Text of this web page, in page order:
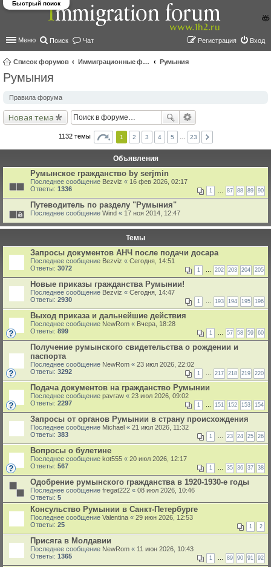
Меню Поиск Чат Вход
Регистрация
Список форумов Иммиграционные форумы | Immigration forums
Румыния
Быстрый поиск
Румыния
Правила форума
Новая тема
1132 темы 1 2 3 4 5 23
Объявления
Румынское гражданство by serjmin
Последнее сообщение Bezviz « 16 фев 2026, 02:17
Ответы: 1336 1 … 87 88 89 90
Путеводитель по разделу "Румыния"
Последнее сообщение Wind « 17 ноя 2014, 12:47
Темы
Запросы документов АНЧ после подачи досара
Последнее сообщение Bezviz « Сегодня, 14:51
Ответы: 3072 1 … 202 203 204 205
Новые приказы гражданства Румынии!
Последнее сообщение Bezviz « Сегодня, 14:47
Ответы: 2930 1 … 193 194 195 196
Выход приказа и дальнейшие действия
Последнее сообщение NewRom « Вчера, 18:28
Ответы: 899 1 … 57 58 59 60
Получение румынского свидетельства о рождении и
паспорта
Последнее сообщение NewRom « 23 июл 2026, 22:02
Ответы: 3292 1 … 217 218 219 220
Подача документов на гражданство Румынии
Последнее сообщение pavraw « 23 июл 2026, 09:02
Ответы: 2297 1 … 151 152 153 154
Запросы от органов Румынии в страну происхождения
Последнее сообщение Michael « 21 июл 2026, 11:32
Ответы: 383 1 … 23 24 25 26
Вопросы о булетине
Последнее сообщение kot555 « 20 июл 2026, 12:17
Ответы: 567 1 … 35 36 37 38
Одобрение румынского гражданства в 1920-1930-е годы
Последнее сообщение fregat222 « 08 июл 2026, 10:46
Ответы: 5
Консульство Румынии в Санкт-Петербурге
Последнее сообщение Valentina « 29 июн 2026, 12:53
Ответы: 25 1 2
Присяга в Молдавии
Последнее сообщение NewRom « 11 июн 2026, 10:43
Ответы: 1365 1 … 89 90 91 92